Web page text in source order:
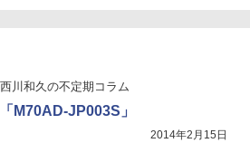
西川和久の不定期コラム
M70AD-JP003S」
2014年2月15日